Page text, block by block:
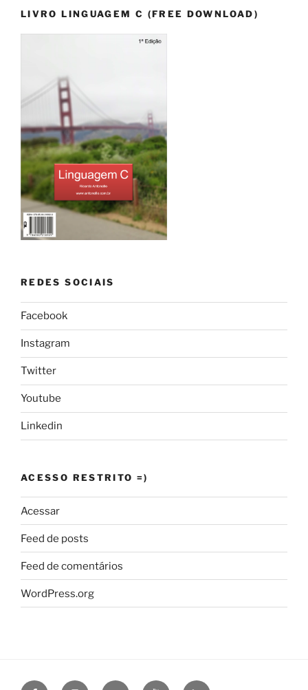
LIVRO LINGUAGEM C (FREE DOWNLOAD)
REDES SOCIAIS
Facebook
Instagram
Twitter
Youtube
Linkedin
ACESSO RESTRITO =)
Acessar
Feed de posts
Feed de comentários
WordPress.org